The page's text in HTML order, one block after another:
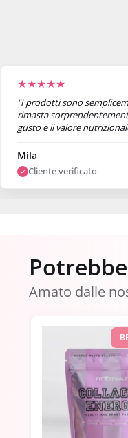
★★★★★
"I prodotti sono
rimasta
gusto e il valore
soddisfatta."
Mila
Cliente verificato
Amato dalle